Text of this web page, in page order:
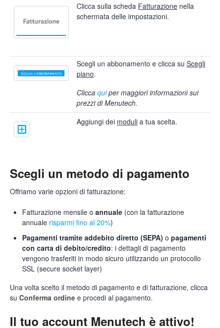
Clicca sulla scheda Fatturazione nella
schermata delle impostazioni.
Scegli un abbonamento e clicca su Scegli
piano.
Clicca quiper maggiori informazioni sui
prezzi di Menutech.
Aggiungi dei moduli a tua scelta.
Scegli un metodo di pagamento
Offriamo varie opzioni di fatturazione:
Fatturazione mensile o annuale (con la fatturazione
annuale risparmi fino al 20%)
Pagamenti tramite addebito diretto (SEPA) o pagamenti
con carta di debito/credito: i dettagli di pagamento
vengono trasferiti in modo sicuro utilizzando un protocollo
SSL (secure socket layer)
Una volta scelto il metodo di pagamento e di fatturazione, clicca
su Conferma ordine e procedi al pagamento.
Il tuo account Menutech è attivo!